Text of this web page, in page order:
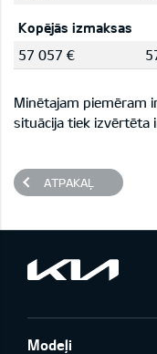
Kopējās izmaksas
57 057 €
Minētajam piemēram
situācija tiek izvērtēta
ATPAKAĻ
Modeļi